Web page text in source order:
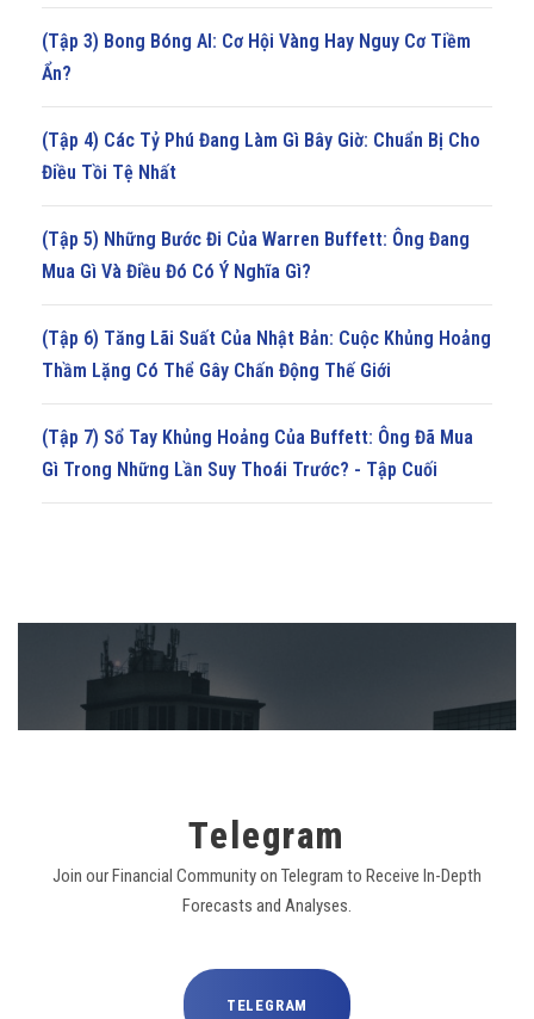
(Tập 3) Bong Bóng AI: Cơ Hội Vàng Hay Nguy Cơ Tiềm
Ẩn?
(Tập 4) Các Tỷ Phú Đang Làm Gì Bây Giờ: Chuẩn Bị Cho
Điều Tồi Tệ Nhất
(Tập 5) Những Bước Đi Của Warren Buffett: Ông Đang
Mua Gì Và Điều Đó Có Ý Nghĩa Gì?
(Tập 6) Tăng Lãi Suất Của Nhật Bản: Cuộc Khủng Hoảng
Thầm Lặng Có Thể Gây Chấn Động Thế Giới
(Tập 7) Sổ Tay Khủng Hoảng Của Buffett: Ông Đã Mua
Gì Trong Những Lần Suy Thoái Trước? - Tập Cuối
Telegram
Join our Financial Community on Telegram to Receive In-Depth
Forecasts and Analyses.
TELEGRAM